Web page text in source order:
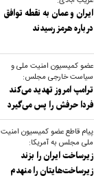
ایران و عمان به نقطه توافق
درباره هرمز رسیدند
عضو کمیسیون امنیت ملی و
سیاست خارجی مجلس:
ترامپ امروز تهدید می‌کند
فردا حرفش را پس می‌گیرد
پیام قاطع عضو کمیسیون امنیت
ملی مجلس به آمریکا:
زیرساخت ایران را بزند
زیرساخت‌هایتان را منهدم